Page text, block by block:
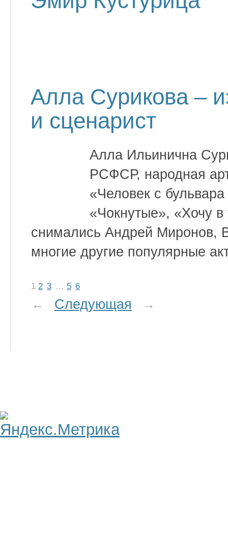
Алла Сурикова –
и сценарист
Алла Ильинична
РСФСР, народная
«Человек с
«Чокнутые», «Хочу
снимались Андрей Миронов,
многие другие популярные
1 2 3 … 5 6
← Следующая →